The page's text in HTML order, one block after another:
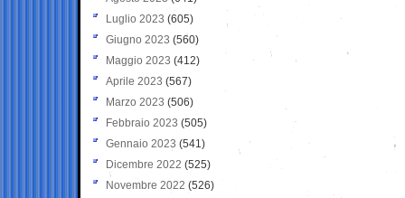
Luglio 2023 (605)
Giugno 2023 (560)
Maggio 2023 (412)
Aprile 2023 (567)
Marzo 2023 (506)
Febbraio 2023 (505)
Gennaio 2023 (541)
Dicembre 2022 (525)
Novembre 2022 (526)